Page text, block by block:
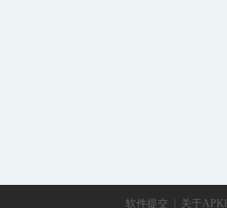
软件提交 关于